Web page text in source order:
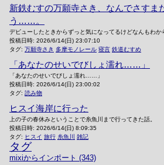
新鉄むすの万願寺さき、なんでさすま
う……。
デビューしたときからずっと気になってるけどなんもわか
投稿日時: 2026/6/14(日) 23:07:10
タグ: 万願寺さき 多摩モノレール 寝言 鉄道むすめ
「あなたのせいでびしょ濡れ……」
「あなたのせいでびしょ濡れ……」
投稿日時: 2026/6/14(日) 23:00:02
タグ: 読み物
ヒスイ海岸に行った
上の子の春休みということで糸魚川まで行ってきた話。
投稿日時: 2026/6/14(日) 8:09:35
タグ: ヒスイ 旅行 糸魚川 雑記
タグ
mixiからインポート (343)